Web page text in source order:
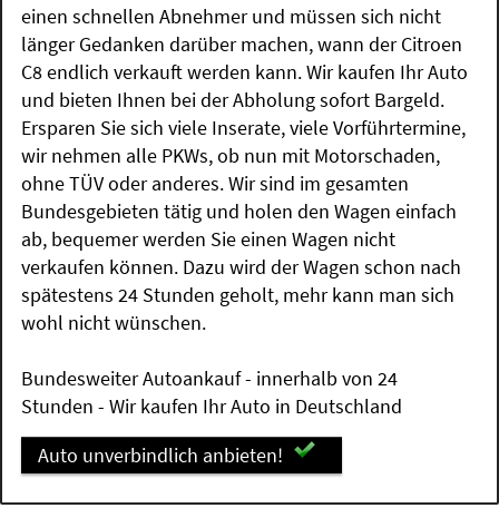
einen schnellen Abnehmer und müssen sich nicht
länger Gedanken darüber machen, wann der Citroen
C8 endlich verkauft werden kann. Wir kaufen Ihr Auto
und bieten Ihnen bei der Abholung sofort Bargeld.
Ersparen Sie sich viele Inserate, viele Vorführtermine,
wir nehmen alle PKWs, ob nun mit Motorschaden,
ohne TÜV oder anderes. Wir sind im gesamten
Bundesgebieten tätig und holen den Wagen einfach
ab, bequemer werden Sie einen Wagen nicht
verkaufen können. Dazu wird der Wagen schon nach
spätestens 24 Stunden geholt, mehr kann man sich
wohl nicht wünschen.
Bundesweiter Autoankauf - innerhalb von 24
Stunden - Wir kaufen Ihr Auto in Deutschland
Auto unverbindlich anbieten!